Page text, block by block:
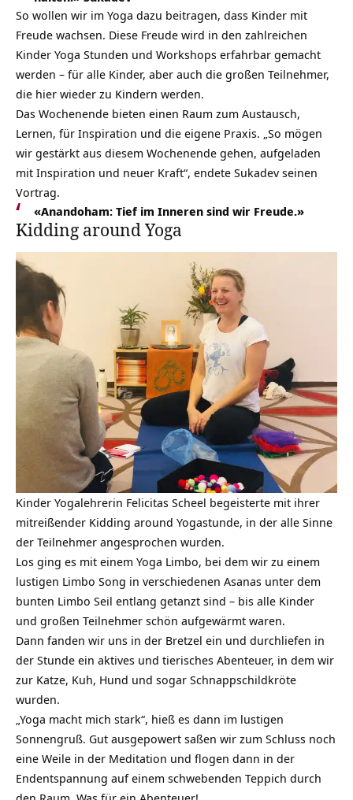
So wollen wir im Yoga dazu beitragen, dass Kinder mit
Freude wachsen. Diese Freude wird in den zahlreichen
Kinder Yoga Stunden und Workshops erfahrbar gemacht
werden – für alle Kinder, aber auch die großen Teilnehmer,
die hier wieder zu Kindern werden.
Das Wochenende bieten einen Raum zum Austausch,
Lernen, für Inspiration und die eigene Praxis. „So mögen
wir gestärkt aus diesem Wochenende gehen, aufgeladen
mit Inspiration und neuer Kraft“, endete Sukadev seinen
Vortrag.
«Anandoham: Tief im Inneren sind wir Freude.»
Kidding around Yoga
Kinder Yogalehrerin Felicitas Scheel begeisterte mit ihrer
mitreißender Kidding around Yogastunde, in der alle Sinne
der Teilnehmer angesprochen wurden.
Los ging es mit einem Yoga Limbo, bei dem wir zu einem
lustigen Limbo Song in verschiedenen Asanas unter dem
bunten Limbo Seil entlang getanzt sind – bis alle Kinder
und großen Teilnehmer schön aufgewärmt waren.
Dann fanden wir uns in der Bretzel ein und durchliefen in
der Stunde ein aktives und tierisches Abenteuer, in dem wir
zur Katze, Kuh, Hund und sogar Schnappschildkröte
wurden.
„Yoga macht mich stark“, hieß es dann im lustigen
Sonnengruß. Gut ausgepowert saßen wir zum Schluss noch
eine Weile in der Meditation und flogen dann in der
Endentspannung auf einem schwebenden Teppich durch